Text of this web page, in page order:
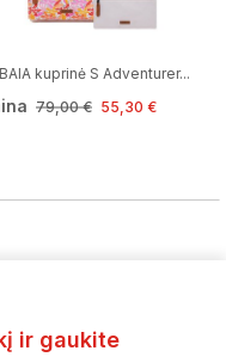
kuprinė S Adventurer...
79,00 € 55,30 €
ir gaukite